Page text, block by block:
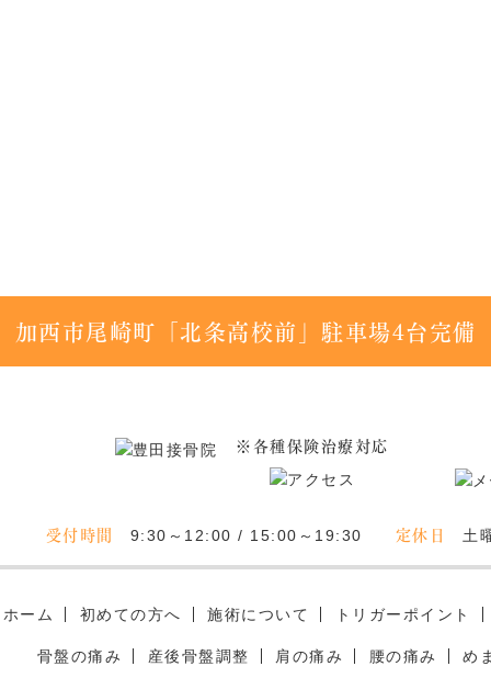
加西市尾崎町「北条高校前」駐車場4台完備
※各種保険治療対応
受付時間 9:30～12:00 / 15:00～19:30 定休日 土
ホーム 初めての方へ 施術について トリガーポイント
骨盤の痛み 産後骨盤調整 肩の痛み 腰の痛み め